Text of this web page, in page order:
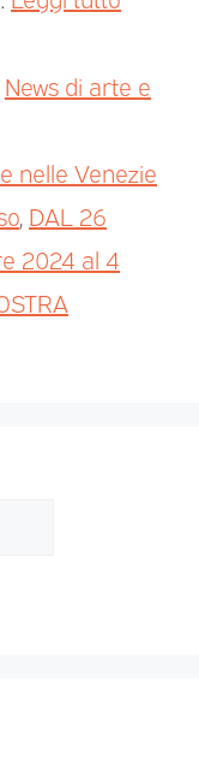
News di arte e
nelle Venezie
DAL 26
2024 al 4